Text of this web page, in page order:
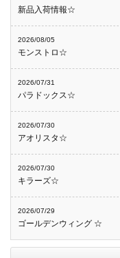
新品入荷情報☆
2026/08/05
モンストロ☆
2026/07/31
パラドックス☆
2026/07/30
アオリスタ☆
2026/07/30
キラーズ☆
2026/07/29
ゴールデンウィング ☆